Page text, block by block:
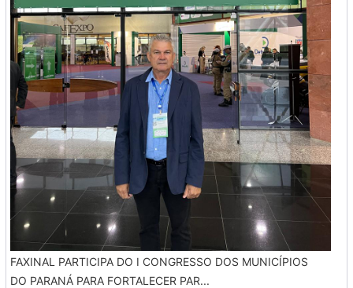
FAXINAL PARTICIPA DO I CONGRESSO DOS MUNICÍPIOS
DO PARANÁ PARA FORTALECER PAR...